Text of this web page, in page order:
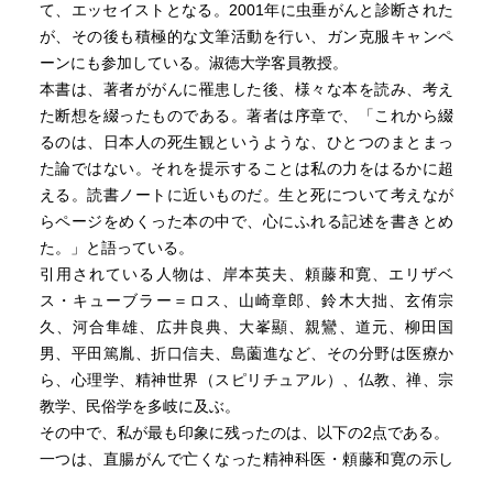
て、エッセイストとなる。2001年に虫垂がんと診断された
が、その後も積極的な文筆活動を行い、ガン克服キャンペ
ーンにも参加している。淑徳大学客員教授。
本書は、著者ががんに罹患した後、様々な本を読み、考え
た断想を綴ったものである。著者は序章で、「これから綴
るのは、日本人の死生観というような、ひとつのまとまっ
た論ではない。それを提示することは私の力をはるかに超
える。読書ノートに近いものだ。生と死について考えなが
らページをめくった本の中で、心にふれる記述を書きとめ
た。」と語っている。
引用されている人物は、岸本英夫、頼藤和寛、エリザベ
ス・キューブラー＝ロス、山崎章郎、鈴木大拙、玄侑宗
久、河合隼雄、広井良典、大峯顯、親鸞、道元、柳田国
男、平田篤胤、折口信夫、島薗進など、その分野は医療か
ら、心理学、精神世界（スピリチュアル）、仏教、禅、宗
教学、民俗学を多岐に及ぶ。
その中で、私が最も印象に残ったのは、以下の2点である。
一つは、直腸がんで亡くなった精神科医・頼藤和寛の示し